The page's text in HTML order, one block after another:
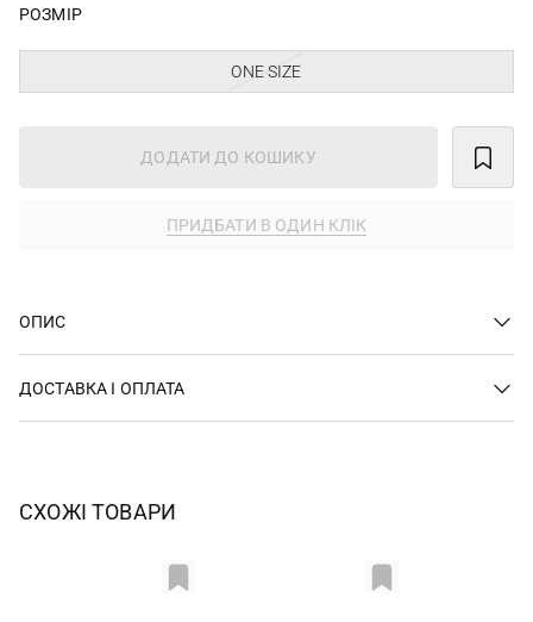
РОЗМІР
ONE SIZE
ДОДАТИ ДО КОШИКУ
ПРИДБАТИ В ОДИН КЛІК
ОПИС
ДОСТАВКА І ОПЛАТА
СХОЖІ ТОВАРИ